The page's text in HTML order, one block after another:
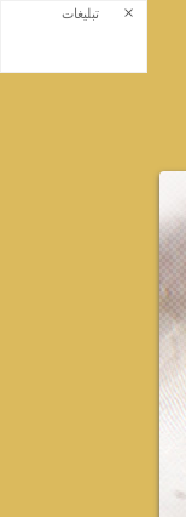
تبلیغات ×